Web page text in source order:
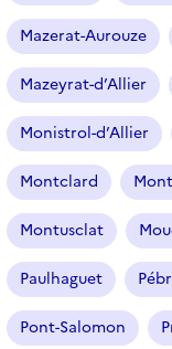
Mazerat-Aurouze
Mazeyrat-d’Allier
Monistrol-d’Allier
Montclard
Montusclat
Paulhaguet
Pont-Salomon